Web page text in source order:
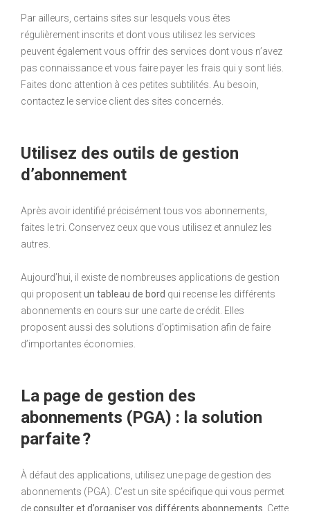
Par ailleurs, certains sites sur lesquels vous êtes
régulièrement inscrits et dont vous utilisez les services
peuvent également vous offrir des services dont vous n’avez
pas connaissance et vous faire payer les frais qui y sont liés.
Faites donc attention à ces petites subtilités. Au besoin,
contactez le service client des sites concernés.
Utilisez des outils de gestion
d’abonnement
Après avoir identifié précisément tous vos abonnements,
faites le tri. Conservez ceux que vous utilisez et annulez les
autres.
Aujourd’hui, il existe de nombreuses applications de gestion
qui proposentun tableau de bord qui recense les différents
abonnements en cours sur une carte de crédit. Elles
proposent aussi des solutions d’optimisation afin de faire
d’importantes économies.
La page de gestion des
abonnements (PGA) : la solution
parfaite ?
À défaut des applications, utilisez une page de gestion des
abonnements (PGA). C’est un site spécifique qui vous permet
deconsulter et d’organiser vos différents abonnements . Cette